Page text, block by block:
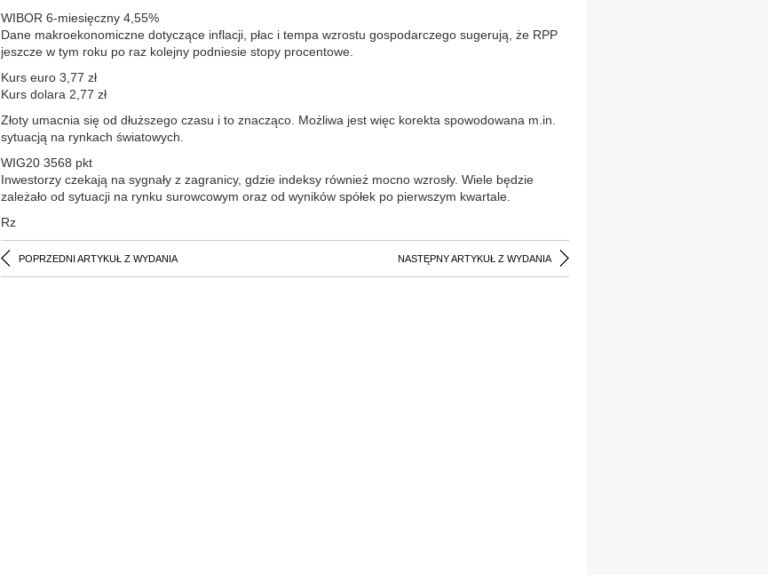
WIBOR 6-miesięczny 4,55%
Dane makroekonomiczne dotyczące inflacji, płac i tempa wzrostu gospodarczego sugerują, że RPP
jeszcze w tym roku po raz kolejny podniesie stopy procentowe.
Kurs euro 3,77 zł
Kurs dolara 2,77 zł
Złoty umacnia się od dłuższego czasu i to znacząco. Możliwa jest więc korekta spowodowana m.in.
sytuacją na rynkach światowych.
WIG20 3568 pkt
Inwestorzy czekają na sygnały z zagranicy, gdzie indeksy również mocno wzrosły. Wiele będzie
zależało od sytuacji na rynku surowcowym oraz od wyników spółek po pierwszym kwartale.
Rz
POPRZEDNI ARTYKUŁ Z WYDANIA NASTĘPNY ARTYKUŁ Z WYDANIA